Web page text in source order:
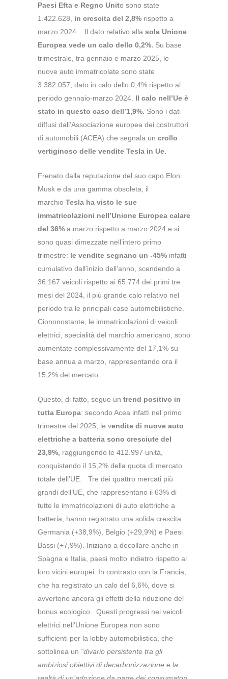
Paesi Efta e Regno Unito sono state
1.422.628, in crescita del 2,8% rispetto a
marzo 2024. Il dato relativo alla sola Unione
Europea vede un calo dello 0,2%. Su base
trimestrale, tra gennaio e marzo 2025, le
nuove auto immatricolate sono state
3.382.057, dato in calo dello 0,4% rispetto al
periodo gennaio-marzo 2024. Il calo nell’Ue è
stato in questo caso dell’1,9%. Sono i dati
diffusi dall’Associazione europea dei costruttori
di automobili (ACEA) che segnala un crollo
vertiginoso delle vendite Tesla in Ue.
Frenato dalla reputazione del suo capo Elon
Musk e da una gamma obsoleta, il
marchio Tesla ha visto le sue
immatricolazioni nell’Unione Europea calare
del 36% a marzo rispetto a marzo 2024 e si
sono quasi dimezzate nell’intero primo
trimestre: le vendite segnano un -45% infatti
cumulativo dall’inizio dell’anno, scendendo a
36.167 veicoli rispetto ai 65.774 dei primi tre
mesi del 2024, il più grande calo relativo nel
periodo tra le principali case automobilistiche.
Ciononostante, le immatricolazioni di veicoli
elettrici, specialità del marchio americano, sono
aumentate complessivamente del 17,1% su
base annua a marzo, rappresentando ora il
15,2% del mercato.
Questo, di fatto, segue un trend positivo in
tutta Europa: secondo Acea infatti nel primo
trimestre del 2025, le vendite di nuove auto
elettriche a batteria sono cresciute del
23,9%, raggiungendo le 412.997 unità,
conquistando il 15,2% della quota di mercato
totale dell’UE. Tre dei quattro mercati più
grandi dell’UE, che rappresentano il 63% di
tutte le immatricolazioni di auto elettriche a
batteria, hanno registrato una solida crescita:
Germania (+38,9%), Belgio (+29,9%) e Paesi
Bassi (+7,9%). Iniziano a decollare anche in
Spagna e Italia, paesi molto indietro rispetto ai
loro vicini europei. In contrasto con la Francia,
che ha registrato un calo del 6,6%, dove si
avvertono ancora gli effetti della riduzione del
bonus ecologico. Questi progressi nei veicoli
elettrici nell’Unione Europea non sono
sufficienti per la lobby automobilistica, che
sottolinea un “divario persistente tra gli
ambiziosi obiettivi di decarbonizzazione e la